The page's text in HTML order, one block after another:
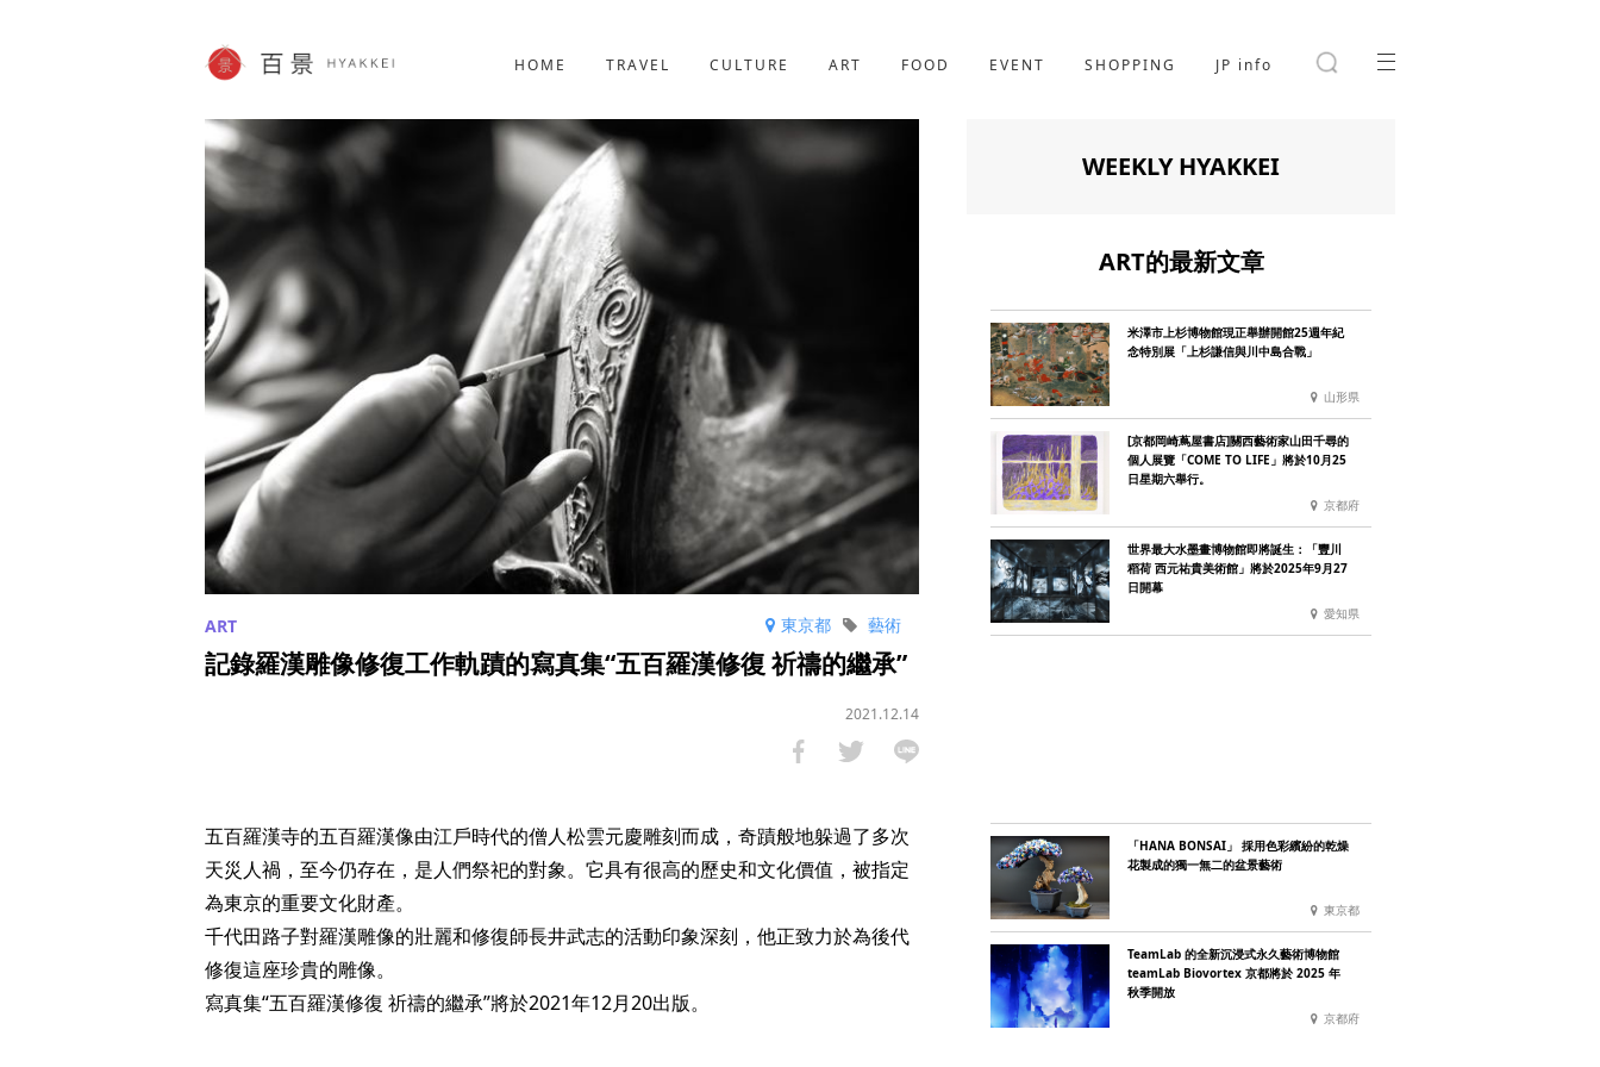
HOME TRAVEL CULTURE ART FOOD EVENT SHOPPING JP info
SHOPPING
JP info
東京都 藝術
記錄羅漢雕像修復工作軌蹟的寫真集“五百羅漢修復 祈禱的繼承”
2021.12.14
五百羅漢寺的五百羅漢像由江戶時代的僧人松雲元慶雕刻而成，奇蹟般地躲過了多次
天災人禍，至今仍存在，是人們祭祀的對象。它具有很高的歷史和文化價值，被指定
為東京的重要文化財產。
千代田路子對羅漢雕像的壯麗和修復師長井武志的活動印象深刻，他正致力於為後代
修復這座珍貴的雕像。
寫真集“五百羅漢修復 祈禱的繼承”將於2021年12月20出版。
WEEKLY HYAKKEI
ART的最新文章
米澤市上杉博物館現正舉辦開館25週年紀
念特別展「上杉謙信與川中島合戰」
山形県
[京都岡崎蔦屋書店]關西藝術家山田千尋的
個人展覽「COME TO LIFE」將於10月25
日星期六舉行。
京都府
世界最大水墨畫博物館即將誕生：「豐川
稻荷 西元祐貴美術館」將於2025年9月27
日開幕
愛知県
「HANA BONSAI」 採用色彩繽紛的乾燥
花製成的獨一無二的盆景藝術
東京都
TeamLab 的全新沉浸式永久藝術博物館
teamLab Biovortex 京都將於 2025 年
秋季開放
京都府